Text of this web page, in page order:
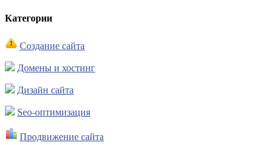
Категории
Создание сайта
Домены и хостинг
Дизайн сайта
Seo-оптимизация
Продвижение сайта